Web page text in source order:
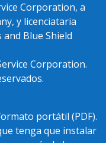
Corporation, a
y licenciataria
Blue Shield
Corporation.
portátil (PDF).
tenga que instalar